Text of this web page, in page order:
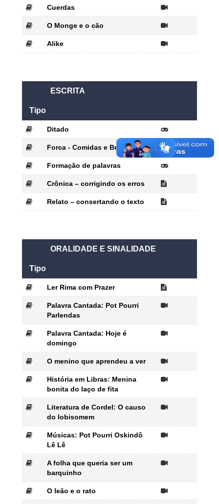
Cuerdas
O Monge e o cão
Alike
ESCRITA
Tipo
Ditado
Forca - Comidas e Brinquedos
Formação de palavras
Crônica – corrigindo os erros
Relato – consertando o texto
ORALIDADE E SINALIDADE
Tipo
Ler Rima com Prazer
Palavra Cantada: Pot Pourri
Parlendas
Palavra Cantada: Hoje é
domingo
O menino que aprendeu a ver
História em Libras: Menina
bonita do laço de fita
Literatura de Cordel: O causo
do lobisomem
Músicas: Pot Pourri Oskindô
Lê Lê
A folha que queria ser um
barquinho
O leão e o rato